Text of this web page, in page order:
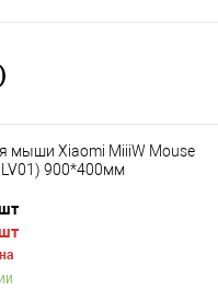
мыши Xiaomi MiiiW Mouse
900*400мм